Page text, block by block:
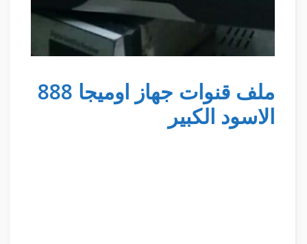
ملف قنوات جهاز اوميجا 888
الاسود الكبير